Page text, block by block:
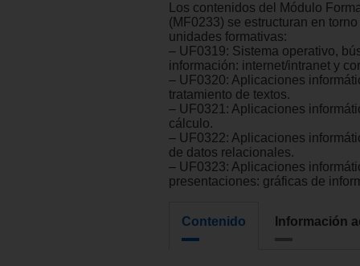
Los contenidos del Módulo
(MF0233) se estructuran en
unidades formativas:
– UF0319: Sistema operativo,
información: internet/intranet y
– UF0320: Aplicaciones
tratamiento de textos.
– UF0321: Aplicaciones
cálculo.
– UF0322: Aplicaciones
de datos relacionales.
– UF0323: Aplicaciones
presentaciones: gráficas de
Contenido Información